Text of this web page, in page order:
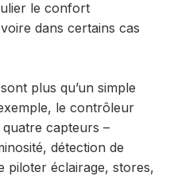
le confort
dans certains cas
plus qu’un simple
le contrôleur
capteurs –
détection de
piloter éclairage, stores,